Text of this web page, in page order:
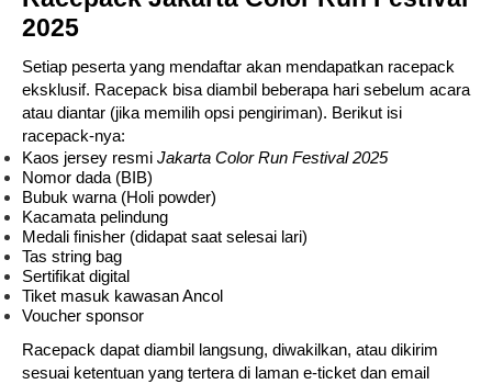
2025
Setiap peserta yang mendaftar akan mendapatkan racepack
eksklusif. Racepack bisa diambil beberapa hari sebelum acara
atau diantar (jika memilih opsi pengiriman). Berikut isi
racepack-nya:
Kaos jersey resmi Jakarta Color Run Festival 2025
Nomor dada (BIB)
Bubuk warna (Holi powder)
Kacamata pelindung
Medali finisher (didapat saat selesai lari)
Tas string bag
Sertifikat digital
Tiket masuk kawasan Ancol
Voucher sponsor
Racepack dapat diambil langsung, diwakilkan, atau dikirim
sesuai ketentuan yang tertera di laman e-ticket dan email